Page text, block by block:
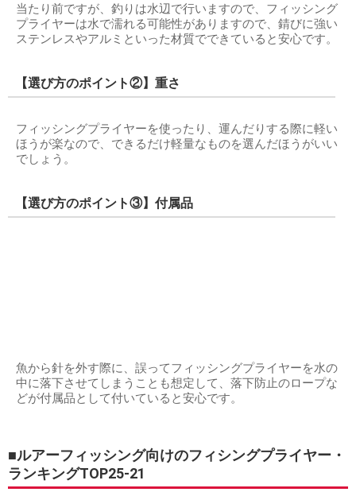
当たり前ですが、釣りは水辺で行いますので、フィッシング
プライヤーは水で濡れる可能性がありますので、錆びに強い
ステンレスやアルミといった材質でできていると安心です。
【選び方のポイント②】重さ
フィッシングプライヤーを使ったり、運んだりする際に軽い
ほうが楽なので、できるだけ軽量なものを選んだほうがいい
でしょう。
【選び方のポイント③】付属品
魚から針を外す際に、誤ってフィッシングプライヤーを水の
中に落下させてしまうことも想定して、落下防止のロープな
どが付属品として付いていると安心です。
■ルアーフィッシング向けのフィシングプライヤー・
ランキングTOP25-21